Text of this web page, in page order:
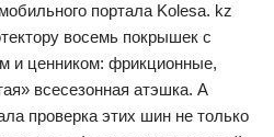
портала Kolesa. kz
восемь покрышек с
и ценником: фрикционные,
всесезонная атэшка. А
проверка этих шин не только